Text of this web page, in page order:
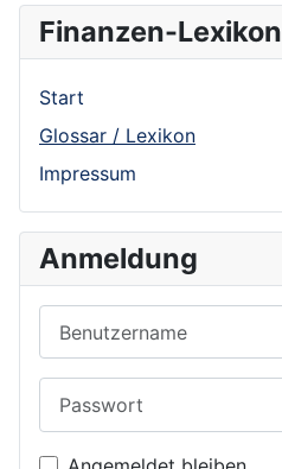
Finanzen-Lexikon
Start
Glossar / Lexikon
Impressum
Anmeldung